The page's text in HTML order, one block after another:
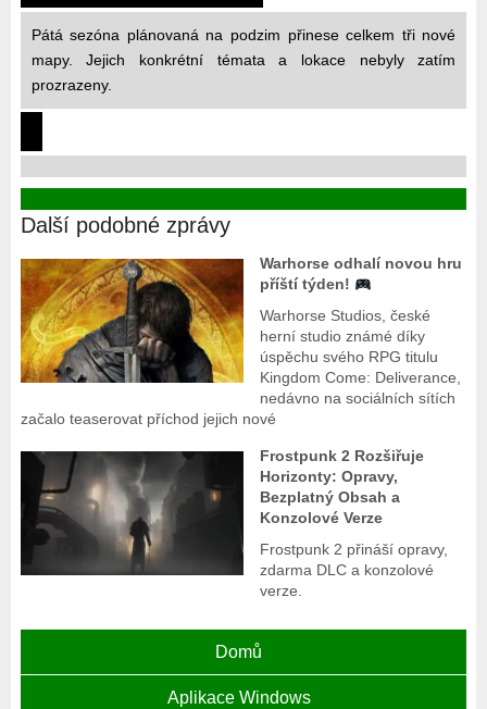
Pátá sezóna plánovaná na podzim přinese celkem tři nové
mapy. Jejich konkrétní témata a lokace nebyly zatím
prozrazeny.
Další podobné zprávy
Warhorse odhalí novou hru
příští týden!
Warhorse Studios, české
herní studio známé díky
úspěchu svého RPG titulu
Kingdom Come: Deliverance,
nedávno na sociálních sítích
začalo teaserovat příchod jejich nové
Frostpunk 2 Rozšiřuje
Horizonty: Opravy,
Bezplatný Obsah a
Konzolové Verze
Frostpunk 2 přináší opravy,
zdarma DLC a konzolové
verze.
Domů
Aplikace Windows